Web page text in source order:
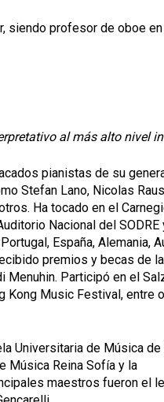
siendo profesor de oboe en
al más alto nivel
pianistas de su
Stefan Lano, Nicolas
Ha tocado en el
Nacional del
España, Alemania,
premios y becas de
Menuhin. Participó en el
Kong Music Festival,
Universitaria de Música
Música Reina Sofía y la
maestros fueron el